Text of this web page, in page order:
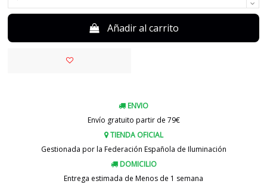
Añadir al carrito
ENVIO
Envío gratuito partir de 79€
TIENDA OFICIAL
Gestionada por la Federación Española de Iluminación
DOMICILIO
Entrega estimada de Menos de 1 semana